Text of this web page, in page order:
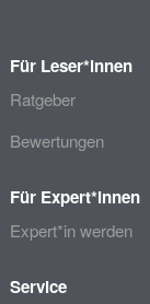
Für Leser*innen
Ratgeber
Bewertungen
Für Expert*innen
Expert*in werden
Service